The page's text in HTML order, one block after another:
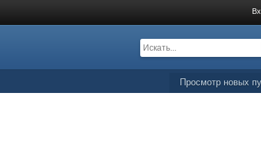
Просмотр новых